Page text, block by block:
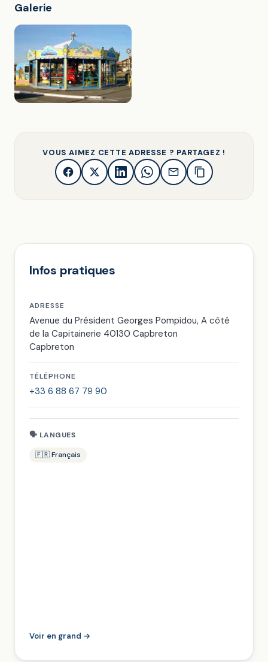
Galerie
VOUS AIMEZ CETTE ADRESSE ? PARTAGEZ !
Infos pratiques
ADRESSE
Avenue du Président Georges Pompidou, A côté
de la Capitainerie 40130 Capbreton
Capbreton
TÉLÉPHONE
+33 6 88 67 79 90
🗣 LANGUES
🇫🇷 Français
Voir en grand →